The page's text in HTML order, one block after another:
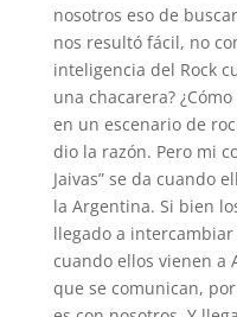
nosotros eso de
nos resultó fácil, no
inteligencia del Rock
una chacarera?
en un escenario de
dio la razón. Pero mi
Jaivas” se da cuando
la Argentina. Si bien
llegado a
cuando ellos vienen a
que se comunican,